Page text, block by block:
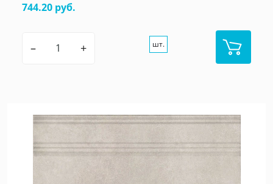
744.20 руб.
– + шт.